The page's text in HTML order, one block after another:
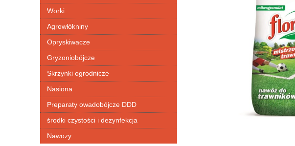
Worki
Agrowłókniny
Opryskiwacze
Gryzoniobójcze
Skrzynki ogrodnicze
Nasiona
Preparaty owadobójcze DDD
środki czystości i dezynfekcja
Nawozy